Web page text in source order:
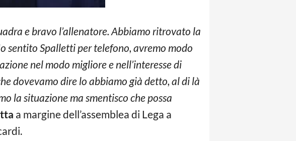
e bravo l’allenatore. Abbiamo ritrovato la
sentito Spalletti per telefono, avremo modo
nel modo migliore e nell’interesse di
dovevamo dire lo abbiamo già detto, al di là
la situazione ma smentisco che possa
a margine dell’assemblea di Lega a